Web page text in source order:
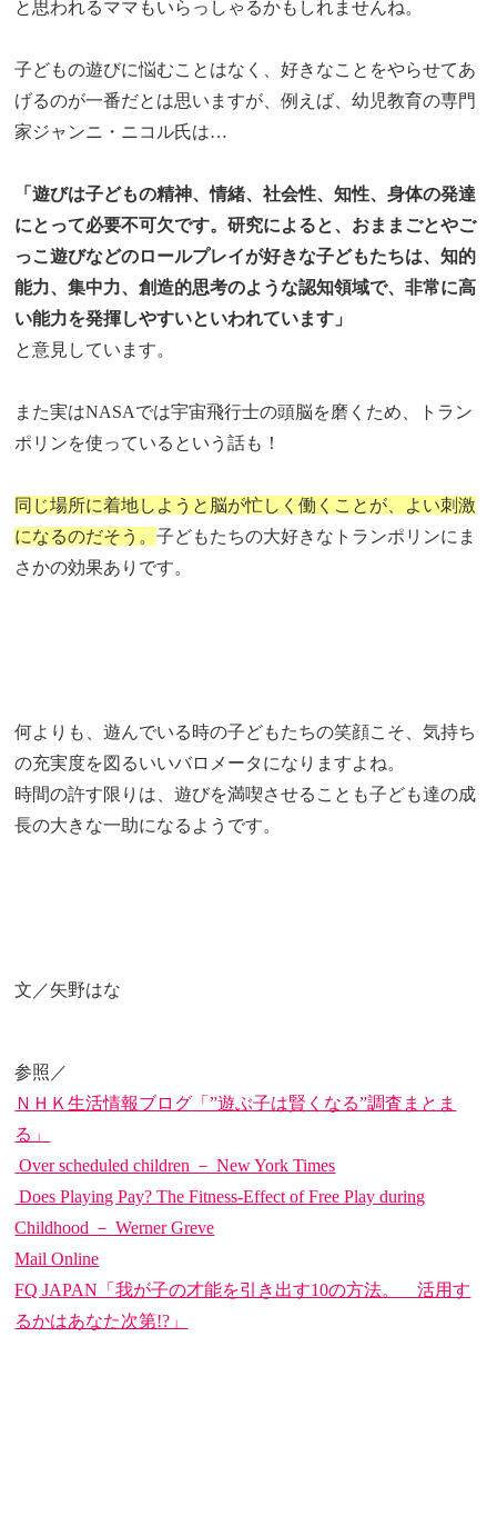
と思われるママもいらっしゃるかもしれませんね。
子どもの遊びに悩むことはなく、好きなことをやらせてあ
げるのが一番だとは思いますが、例えば、幼児教育の専門
家ジャンニ・ニコル氏は…
「遊びは子どもの精神、情緒、社会性、知性、身体の発達
にとって必要不可欠です。研究によると、おままごとやご
っこ遊びなどのロールプレイが好きな子どもたちは、知的
能力、集中力、創造的思考のような認知領域で、非常に高
い能力を発揮しやすいといわれています」
と意見しています。
また実はNASAでは宇宙飛行士の頭脳を磨くため、トラン
ポリンを使っているという話も！
同じ場所に着地しようと脳が忙しく働くことが、よい刺激
になるのだそう。子どもたちの大好きなトランポリンにま
さかの効果ありです。
何よりも、遊んでいる時の子どもたちの笑顔こそ、気持ち
の充実度を図るいいバロメータになりますよね。
時間の許す限りは、遊びを満喫させることも子ども達の成
長の大きな一助になるようです。
文／矢野はな
参照／
ＮＨＫ生活情報ブログ「”遊ぶ子は賢くなる”調査まとま
る」
Over scheduled children － New York Times
Does Playing Pay? The Fitness-Effect of Free Play during
Childhood － Werner Greve
Mail Online
FQ JAPAN「我が子の才能を引き出す10の方法。 活用す
るかはあなた次第!?」